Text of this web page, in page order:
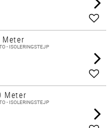
Add
- ISOLERINGSTEJP
Add
Meter
- ISOLERINGSTEJP